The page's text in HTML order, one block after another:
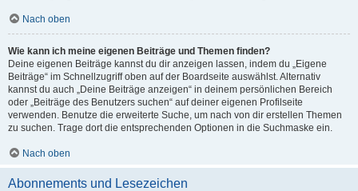
Nach oben
Wie kann ich meine eigenen Beiträge und Themen finden?
Deine eigenen Beiträge kannst du dir anzeigen lassen, indem du „Eigene
Beiträge“ im Schnellzugriff oben auf der Boardseite auswählst. Alternativ
kannst du auch „Deine Beiträge anzeigen“ in deinem persönlichen Bereich
oder „Beiträge des Benutzers suchen“ auf deiner eigenen Profilseite
verwenden. Benutze die erweiterte Suche, um nach von dir erstellen Themen
zu suchen. Trage dort die entsprechenden Optionen in die Suchmaske ein.
Nach oben
Abonnements und Lesezeichen